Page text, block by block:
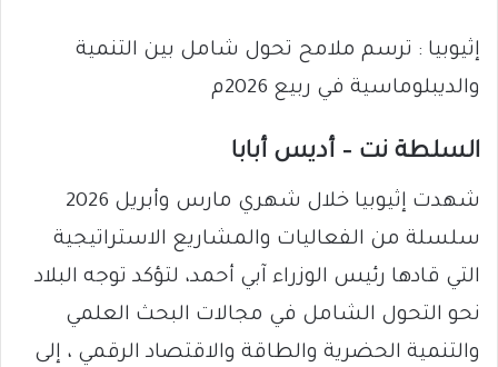
إثيوبيا : ترسم ملامح تحول شامل بين التنمية
والديبلوماسية في ربيع 2026م
السلطة نت – أديس أبابا
شهدت إثيوبيا خلال شهري مارس وأبريل 2026
سلسلة من الفعاليات والمشاريع الاستراتيجية
التي قادها رئيس الوزراء آبي أحمد، لتؤكد توجه البلاد
نحو التحول الشامل في مجالات البحث العلمي
والتنمية الحضرية والطاقة والاقتصاد الرقمي ، إلى